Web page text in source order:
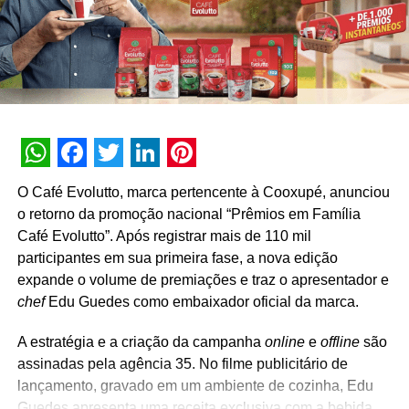
Em alguns shoppings da rede haverá sorteio de carro e
viagem e em outros as notas fiscais de compra devem ser
cadastradas e o cliente ganha um panetone da Cacau
Show. Dependo do shopping há um valor mínimo de
compras a serem cadastradas.
TÓPICOS RELACIONADOS: DESTAQUE
Daki oferece descontos de acordo com a emoção
dos jogos restantes da Copa do Mundo
NÃO PERCA
Promoção de Hellmann’s tem cashback e
sorteios de R$ 100 mil
WhatsApp
Facebook
Twitter
LinkedIn
Pinterest
O Café Evolutto, marca pertencente à Cooxupé, anunciou
o retorno da promoção nacional “Prêmios em Família
Café Evolutto”. Após registrar mais de 110 mil
participantes em sua primeira fase, a nova edição
expande o volume de premiações e traz o apresentador e
chefEdu Guedes como embaixador oficial da marca.
A estratégia e a criação da campanha onlinee offlinesão
assinadas pela agência 35. No filme publicitário de
lançamento, gravado em um ambiente de cozinha, Edu